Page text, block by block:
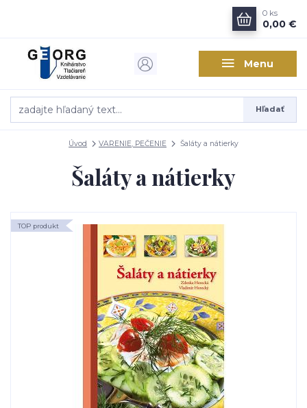
Menu
Hľadať
0 ks
0,00 €
Úvod VARENIE, PEČENIE Šaláty a nátierky
Šaláty a nátierky
TOP produkt